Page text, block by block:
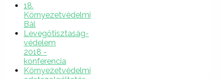
18.
Környezetvédelmi
Bál
Levegőtisztaság-
védelem
2018 -
konferencia
Környezetvédelmi